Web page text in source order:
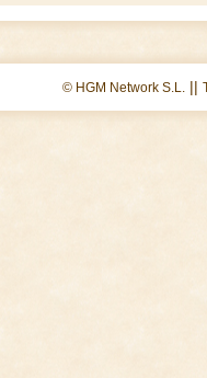
© HGM Network S.L. ||